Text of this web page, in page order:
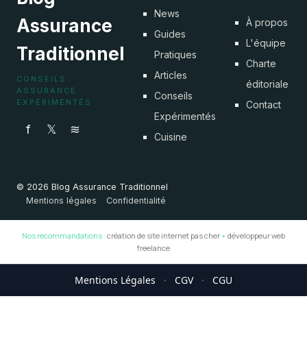
Assurance
Traditionnel
CONSEILS
ASSURANCE
EXPÉRIMENTÉS
f 𝕏 ≋
News
Guides
Pratiques
Articles
Conseils
Expérimentés
Cuisine
À propos
L'équipe
Charte
éditoriale
Contact
© 2026 Blog Assurance Traditionnel
Mentions légales
Confidentialité
Nos recommandations : création de site internet pas cher • développeur web
freelance
Mentions Légales · CGV · CGU